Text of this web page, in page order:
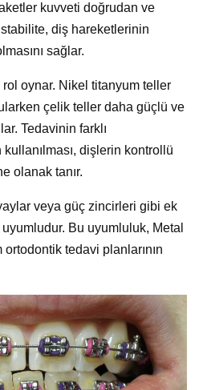
kuvveti doğrudan ve
diş hareketlerinin
sağlar.
oynar. Nikel titanyum teller
çelik teller daha güçlü ve
Tedavinin farklı
dişlerin kontrollü
olanak tanır.
veya güç zincirleri gibi ek
Bu uyumluluk, Metal
tedavi planlarının